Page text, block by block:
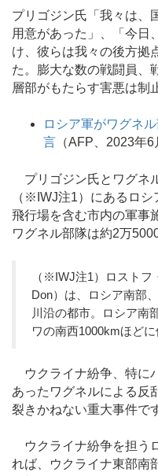
プリゴジン氏「我々は、
用意があった」、「今日
け、彼らは我々の後方拠
た。膨大な数の戦闘員、
層部がもたらす害悪は制
ロシア軍がワグネ
言 （AFP、2023年6
プリゴジン氏とワグネ
（※IWJ注1）にあるロシ
飛行場を含む市内の軍事
ワグネル部隊は約2万
（※IWJ注1）ロストフ
Don）は、ロシア南部
川沿の都市。ロシア南
ワの南西1000kmほどに
ウクライナ紛争、特に
あったワグネルによる反
裂きかねない重大事件で
ウクライナ紛争を担う
れば、ウクライナ東部南